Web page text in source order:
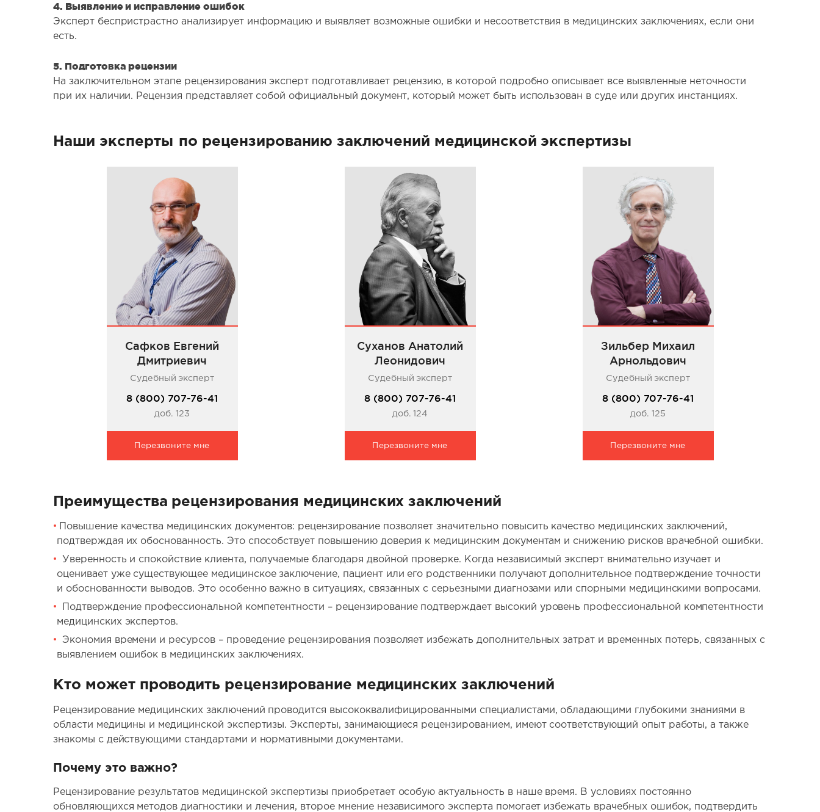
4. Выявление и исправление ошибок
Эксперт беспристрастно анализирует информацию и выявляет возможные ошибки и несоответствия в медицинских заключениях, если они
есть.
5. Подготовка рецензии
На заключительном этапе рецензирования эксперт подготавливает рецензию, в которой подробно описывает все выявленные неточности
при их наличии. Рецензия представляет собой официальный документ, который может быть использован в суде или других инстанциях.
Наши эксперты по рецензированию заключений медицинской экспертизы
Сафков Евгений
Дмитриевич
Судебный эксперт
8 (800) 707-76-41
доб. 123
Перезвоните мне
Суханов Анатолий
Леонидович
Судебный эксперт
8 (800) 707-76-41
доб. 124
Перезвоните мне
Зильбер Михаил
Арнольдович
Судебный эксперт
8 (800) 707-76-41
доб. 125
Перезвоните мне
Преимущества рецензирования медицинских заключений
Повышение качества медицинских документов: рецензирование позволяет значительно повысить качество медицинских заключений,
подтверждая их обоснованность. Это способствует повышению доверия к медицинским документам и снижению рисков врачебной ошибки.
Уверенность и спокойствие клиента, получаемые благодаря двойной проверке. Когда независимый эксперт внимательно изучает и
оценивает уже существующее медицинское заключение, пациент или его родственники получают дополнительное подтверждение точности
и обоснованности выводов. Это особенно важно в ситуациях, связанных с серьезными диагнозами или спорными медицинскими вопросами.
Подтверждение профессиональной компетентности – рецензирование подтверждает высокий уровень профессиональной компетентности
медицинских экспертов.
Экономия времени и ресурсов – проведение рецензирования позволяет избежать дополнительных затрат и временных потерь, связанных с
выявлением ошибок в медицинских заключениях.
Кто может проводить рецензирование медицинских заключений
Рецензирование медицинских заключений проводится высококвалифицированными специалистами, обладающими глубокими знаниями в
области медицины и медицинской экспертизы. Эксперты, занимающиеся рецензированием, имеют соответствующий опыт работы, а также
знакомы с действующими стандартами и нормативными документами.
Почему это важно?
Рецензирование результатов медицинской экспертизы приобретает особую актуальность в наше время. В условиях постоянно
обновляющихся методов диагностики и лечения, второе мнение независимого эксперта помогает избежать врачебных ошибок, подтвердить